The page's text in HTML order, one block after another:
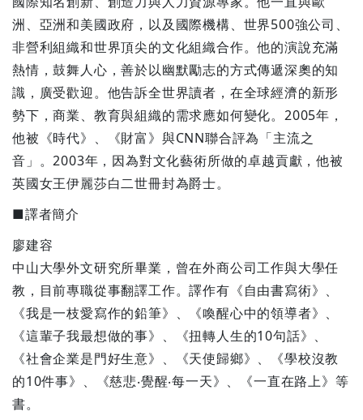
洲、亞洲和美國政府，以及國際機構、世界500強公司、
非營利組織和世界頂尖的文化組織合作。他的演說充滿
熱情，鼓舞人心，善於以幽默勵志的方式傳遞深奧的知
識，廣受歡迎。他告訴全世界讀者，在全球經濟的新形
勢下，商業、教育與組織的需求應如何變化。2005年，
他被《時代》、《財富》與CNN聯合評為「主流之
音」。2003年，因為對文化藝術所做的卓越貢獻，他被
英國女王伊麗莎白二世冊封為爵士。
■譯者簡介
廖建容
中山大學外文研究所畢業，曾在外商公司工作與大學任
教，目前專職從事翻譯工作。譯作有《自由書寫術》、
《我是一枝愛寫作的鉛筆》、《喚醒心中的領導者》、
《這輩子我最想做的事》、《扭轉人生的10句話》、
《社會企業是門好生意》、《天使歸鄉》、《學校沒教
的10件事》、《慈悲‧覺醒‧每一天》、《一直在路上》等
書。